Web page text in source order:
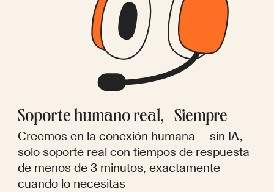
Soporte humano real, Siempre
Creemos en la conexión humana — sin IA,
solo soporte real con tiempos de respuesta
de menos de 3 minutos, exactamente
cuando lo necesitas